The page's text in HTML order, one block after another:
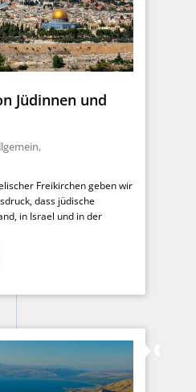
Jüdinnen und
,
Freikirchen geben wir
dass jüdische
in Israel und in der